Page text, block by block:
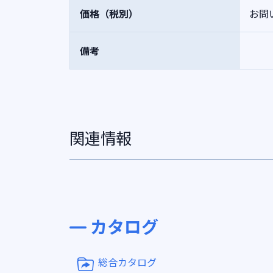
価格（税別） お問
備考
関連情報
カタログ
総合カタログ